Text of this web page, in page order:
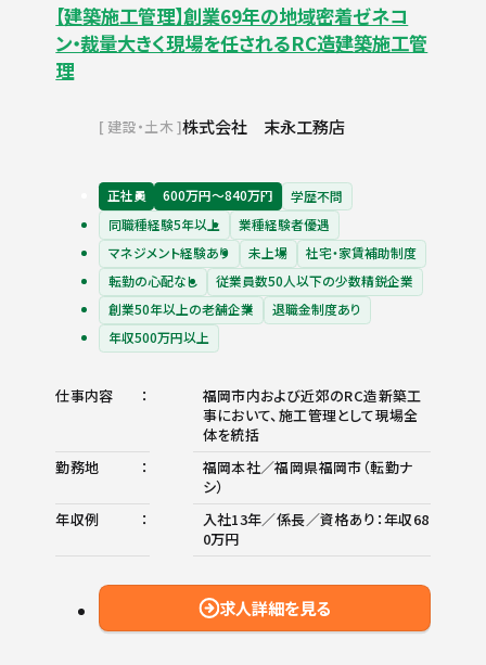
【建築施工管理】創業69年の地域密着ゼネコ
ン・裁量大きく現場を任されるRC造建築施工管
理
建設・土木 株式会社 末永工務店
正社員 600万円〜840万円
学歴不問
同職種経験5年以上
業種経験者優遇
マネジメント経験あり
未上場
社宅・家賃補助制度
転勤の心配なし
従業員数50人以下の少数精鋭企業
創業50年以上の老舗企業
退職金制度あり
年収500万円以上
仕事内容
福岡市内および近郊のRC造新築工
事において、施工管理として現場全
体を統括
勤務地
福岡本社／福岡県福岡市（転勤ナ
シ）
年収例
入社13年／係長／資格あり：年収68
0万円
求人詳細を見る